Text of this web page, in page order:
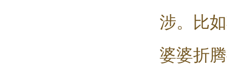
涉。比
婆婆折